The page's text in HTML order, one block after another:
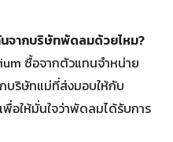
จากบริษัทพัดลมด้วยไหม?
ซื้อจากตัวแทนจำหน่าย
บริษัทแม่ที่ส่งมอบให้กับ
อให้มั่นใจว่าพัดลมได้รับการ